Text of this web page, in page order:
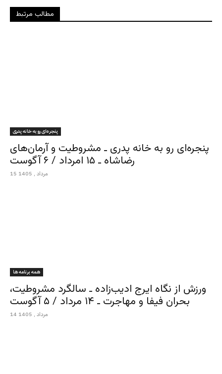
مطالب مرتبط
پنجره‌ای رو به خانه پدری
پنجره‌ای رو به خانه پدری ـ مشروطیت و آرمان‌های
رضاشاه ـ ۱۵ امرداد / ۶ آگوست
15 مرداد , 1405
همه برنامه ها
ورزش از نگاه ایرج ادیب‌زاده ـ سالگرد مشروطیت،
بحران فیفا و مهاجرت ـ ۱۴ مرداد / ۵ آگوست
14 مرداد , 1405